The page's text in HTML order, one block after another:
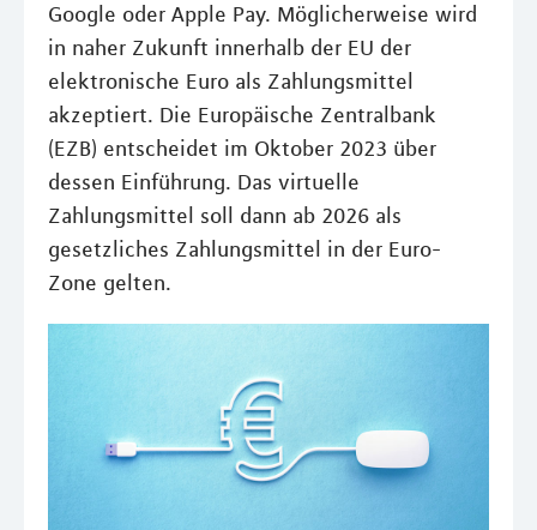
Google oder Apple Pay. Möglicherweise wird
in naher Zukunft innerhalb der EU der
elektronische Euro als Zahlungsmittel
akzeptiert. Die Europäische Zentralbank
(EZB) entscheidet im Oktober 2023 über
dessen Einführung. Das virtuelle
Zahlungsmittel soll dann ab 2026 als
gesetzliches Zahlungsmittel in der Euro-
Zone gelten.